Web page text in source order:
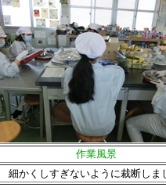
作業風景
細かくしすぎないように裁断しま